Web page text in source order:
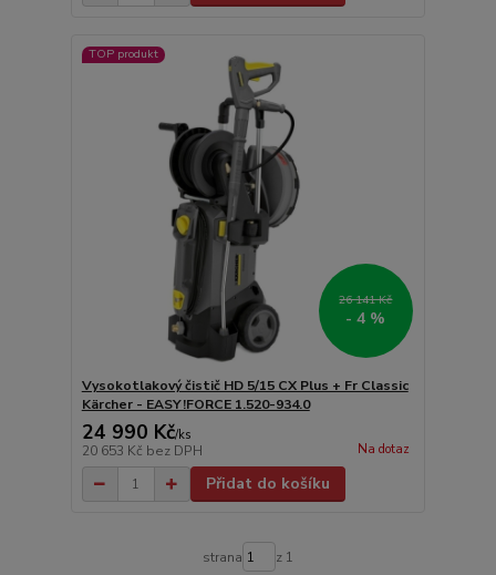
TOP produkt
26 141 Kč
- 4 %
Vysokotlakový čistič HD 5/15 CX Plus + Fr Classic
Kärcher - EASY!FORCE 1.520-934.0
24 990 Kč/ks
20 653 Kč bez DPH Na dotaz
Přidat do košíku
strana z 1